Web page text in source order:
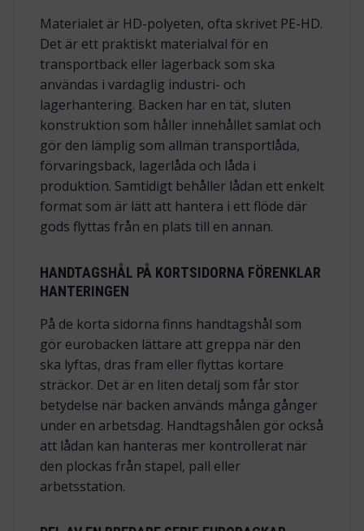
Materialet är HD-polyeten, ofta skrivet PE-HD.
Det är ett praktiskt materialval för en
transportback eller lagerback som ska
användas i vardaglig industri- och
lagerhantering. Backen har en tät, sluten
konstruktion som håller innehållet samlat och
gör den lämplig som allmän transportlåda,
förvaringsback, lagerlåda och låda i
produktion. Samtidigt behåller lådan ett enkelt
format som är lätt att hantera i ett flöde där
gods flyttas från en plats till en annan.
HANDTAGSHÅL PÅ KORTSIDORNA FÖRENKLAR
HANTERINGEN
På de korta sidorna finns handtagshål som
gör eurobacken lättare att greppa när den
ska lyftas, dras fram eller flyttas kortare
sträckor. Det är en liten detalj som får stor
betydelse när backen används många gånger
under en arbetsdag. Handtagshålen gör också
att lådan kan hanteras mer kontrollerat när
den plockas från stapel, pall eller
arbetsstation.